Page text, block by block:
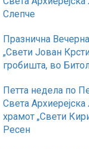
Слепче
Празнична
„Свети Јован
гробишта, во
Петта недела по
Света Архиерејска
храмот „Свети
Ресен